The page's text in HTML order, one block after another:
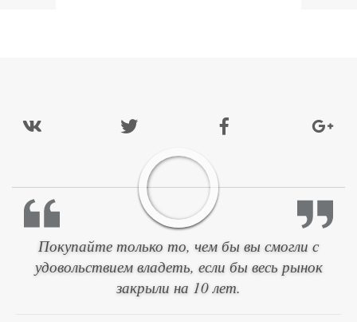
Покупайте только то, чем бы вы смогли с
удовольствием владеть, если бы весь рынок
закрыли на 10 лет.